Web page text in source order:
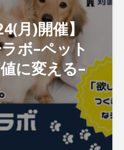
月)開催】
ボ–ペット
に変える–